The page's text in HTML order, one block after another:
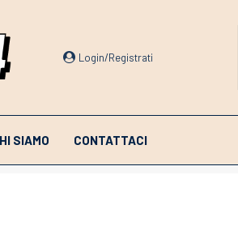
Login/Registrati
SIAMO CONTATTACI